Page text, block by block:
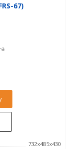
67)
732x485x430